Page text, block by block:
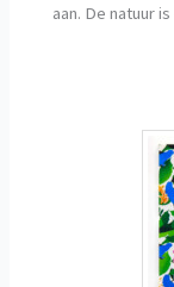
aan. De natuur